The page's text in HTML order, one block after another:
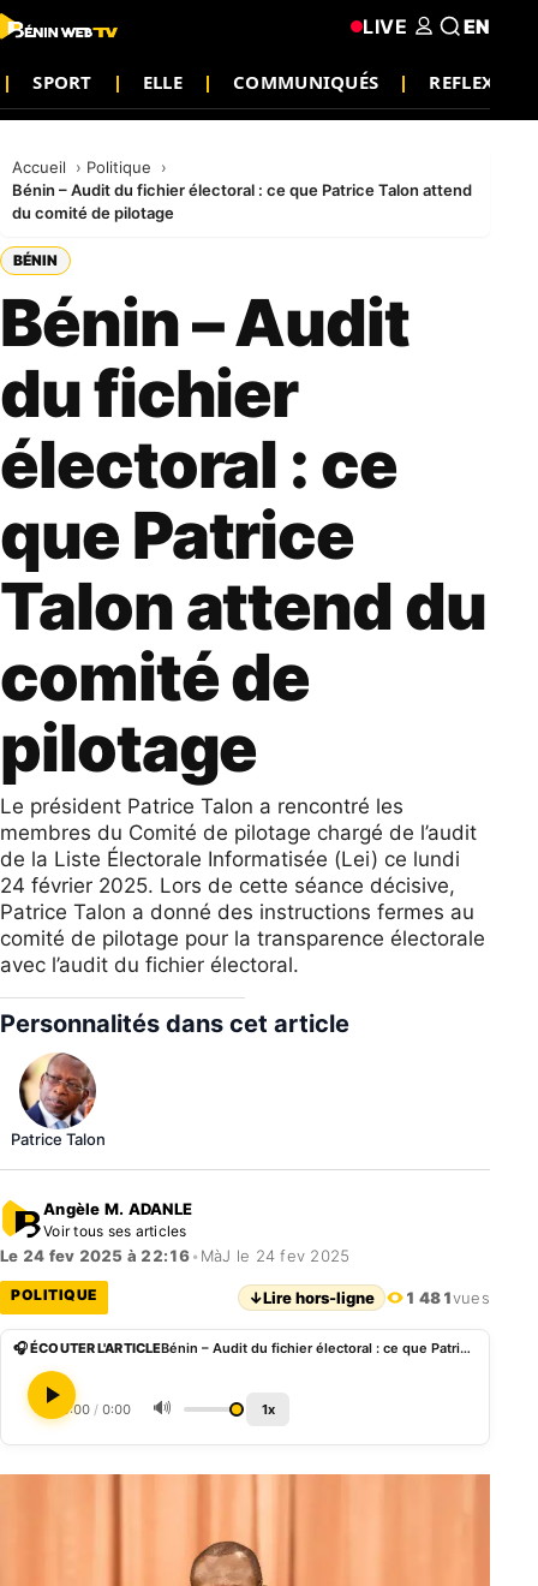
SPORT ELLE COMMUNIQUÉS REFLEXION
LIVE EN
Accueil
Politique
Bénin – Audit du fichier électoral : ce que Patrice Talon attend
du comité de pilotage
BÉNIN
Bénin – Audit
du fichier
électoral : ce
que Patrice
Talon attend du
comité de
pilotage
Le président Patrice Talon a rencontré les
membres du Comité de pilotage chargé de l’audit
de la Liste Électorale Informatisée (Lei) ce lundi
24 février 2025. Lors de cette séance décisive,
Patrice Talon a donné des instructions fermes au
comité de pilotage pour la transparence électorale
avec l’audit du fichier électoral.
Personnalités dans cet article
Patrice Talon
Angèle M. ADANLE
Voir tous ses articles
Le 24 fev 2025 à 22:16• MàJ le 24 fev 2025
POLITIQUE ↓Lire hors-ligne 1 481vues
🎧 ÉCOUTER L'ARTICLE Bénin – Audit du fichier électoral : ce que Patrice Talon attend du comité de pilotage
0:00 / 0:00 🔊 1x